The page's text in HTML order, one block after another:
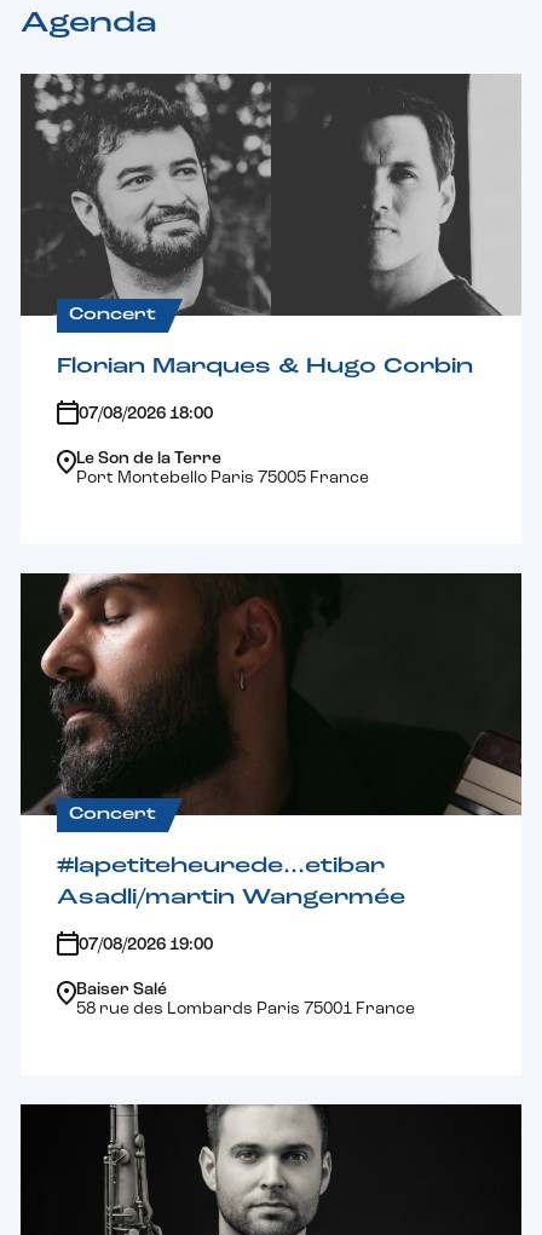
Agenda
Concert
Florian Marques & Hugo Corbin
07/08/2026 18:00
Le Son de la Terre
Port Montebello Paris 75005 France
Concert
#lapetiteheurede…etibar
Asadli/martin Wangermée
07/08/2026 19:00
Baiser Salé
58 rue des Lombards Paris 75001 France